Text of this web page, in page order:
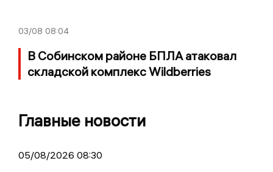
03/08 08:04
В Собинском районе БПЛА атаковал
складской комплекс Wildberries
Главные новости
05/08/2026 08:30